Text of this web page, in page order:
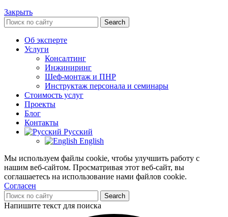
Закрыть
Search
Об эксперте
Услуги
Консалтинг
Инжиниринг
Шеф-монтаж и ПНР
Инструктаж персонала и семинары
Стоимость услуг
Проекты
Блог
Контакты
Русский
English
Мы используем файлы cookie, чтобы улучшить работу с
нашим веб-сайтом. Просматривая этот веб-сайт, вы
соглашаетесь на использование нами файлов cookie.
Согласен
Search
Напишите текст для поиска